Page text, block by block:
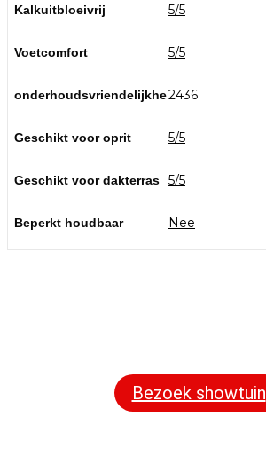
Kalkuitbloeivrij 5/5
Voetcomfort 5/5
onderhoudsvriendelijkhe2436
Geschikt voor oprit 5/5
Geschikt voor dakterras 5/5
Beperkt houdbaar Nee
Bezoek showtuin